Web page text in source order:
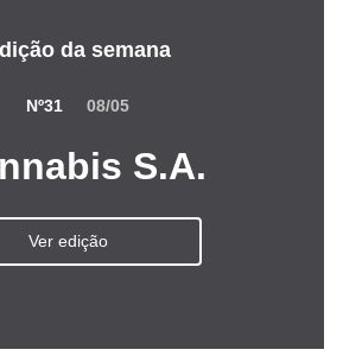
da semana
Nº31 08/05
S.A.
Ver edição